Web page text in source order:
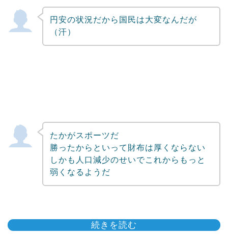
円安の状況だから国民は大変なんだが
（汗）
たかがスポーツだ
勝ったからといって財布は厚くならない
しかも人口減少のせいでこれからもっと
弱くなるようだ
続きを読む